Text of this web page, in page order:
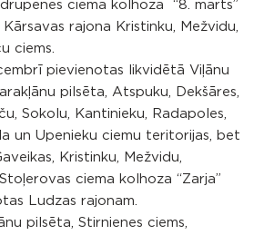
ciema kolhoza “8. marts”
rajona Kristinku, Mežvidu,
ciems.
pievienotas likvidētā Viļānu
pilsēta, Atspuku, Dekšāres,
Sokolu, Kantinieku, Radapoles,
un Upenieku ciemu teritorijas, bet
Kristinku, Mežvidu,
ciema kolhoza “Zarja”
Ludzas rajonam.
pilsēta, Stirnienes ciems,